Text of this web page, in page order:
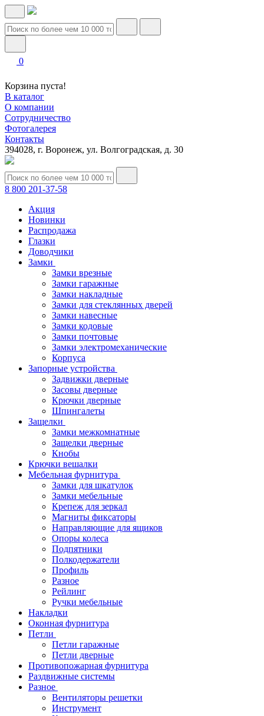
0
Корзина пуста!
В каталог
О компании
Сотрудничество
Фотогалерея
Контакты
394028, г. Воронеж, ул. Волгоградская, д. 30
8 800 201-37-58
Акция
Новинки
Распродажа
Глазки
Доводчики
Замки
Замки врезные
Замки гаражные
Замки накладные
Замки для стеклянных дверей
Замки навесные
Замки кодовые
Замки почтовые
Замки электромеханические
Корпуса
Запорные устройства
Задвижки дверные
Засовы дверные
Крючки дверные
Шпингалеты
Защелки
Замки межкомнатные
Защелки дверные
Кнобы
Крючки вешалки
Мебельная фурнитура
Замки для шкатулок
Замки мебельные
Крепеж для зеркал
Магниты фиксаторы
Направляющие для ящиков
Опоры колеса
Подпятники
Полкодержатели
Профиль
Разное
Рейлинг
Ручки мебельные
Накладки
Оконная фурнитура
Петли
Петли гаражные
Петли дверные
Противопожарная фурнитура
Раздвижные системы
Разное
Вентиляторы решетки
Инструмент